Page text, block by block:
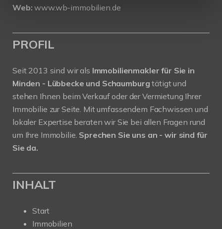
Web: www.wb-immobilien.de
PROFIL
Seit 2013 sind wir als Immobilienmakler für Sie in
Minden - Lübbecke und Schaumburgtätigt und
stehen Ihnen beim Verkauf oder der Vermietung Ihrer
Immobilie zur Seite. Mit umfassendem Fachwissen und
lokaler Expertise beraten wir Sie bei allen Fragen rund
um Ihre Immobilie. Sprechen Sie uns an - wir sind für
Sie da.
INHALT
Start
Immobilien